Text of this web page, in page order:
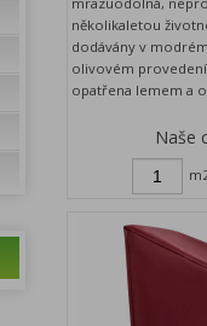
několikaletou
dodávány v
olivovém provedení
opatřena lemem a
Naše